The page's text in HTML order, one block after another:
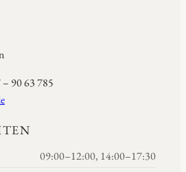
90 63 785
09:00–12:00, 14:00–17:30